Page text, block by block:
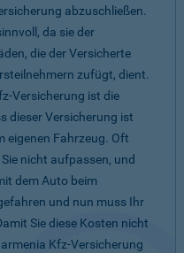
abzuschließen.
da sie der
die der Versicherte
zufügt, dient.
Versicherung ist die
dieser Versicherung ist
eigenen Fahrzeug. Oft
nicht aufpassen, und
dem Auto beim
und nun muss Ihr
Sie diese Kosten nicht
Kfz-Versicherung